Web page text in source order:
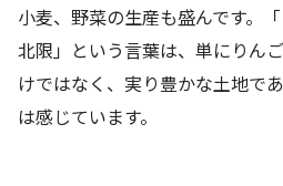
小麦、野菜の生産も盛んです。
北限」という言葉は、単にりん
けではなく、実り豊かな土地で
は感じています。